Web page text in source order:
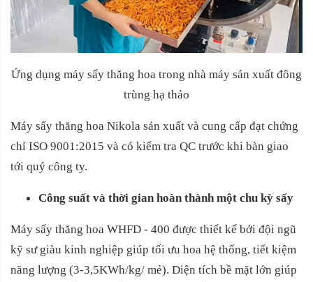
Ứng dụng máy sấy thăng hoa trong nhà máy sản xuất đông
trùng hạ thảo
Máy sấy thăng hoa Nikola sản xuất và cung cấp đạt chứng
chỉ ISO 9001:2015 và có kiểm tra QC trước khi bàn giao
tới quý công ty.
Công suất và thời gian hoàn thành một chu kỳ sấy
Máy sấy thăng hoa WHFD - 400 được thiết kế bởi đội ngũ
kỹ sư giàu kinh nghiệp giúp tối ưu hoa hệ thống, tiết kiệm
năng lượng (3-3,5KWh/kg/ mẻ). Diện tích bề mặt lớn giúp